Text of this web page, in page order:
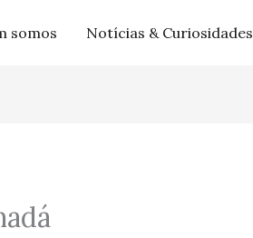
somos Notícias & Curiosidades